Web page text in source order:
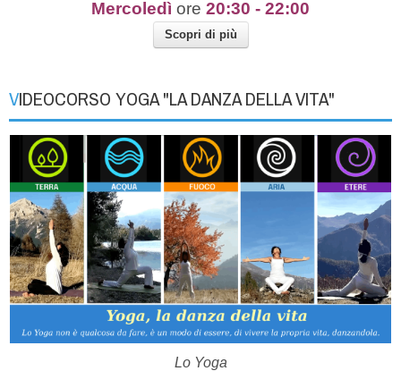
Mercoledì ore 20:30 - 22:00
Scopri di più
VIDEOCORSO YOGA "LA DANZA DELLA VITA"
Lo Yoga